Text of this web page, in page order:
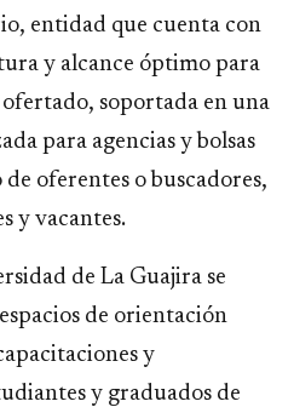
entidad que cuenta con
y alcance óptimo para
soportada en una
para agencias y bolsas
oferentes o buscadores,
y vacantes.
de La Guajira se
de orientación
y
y graduados de